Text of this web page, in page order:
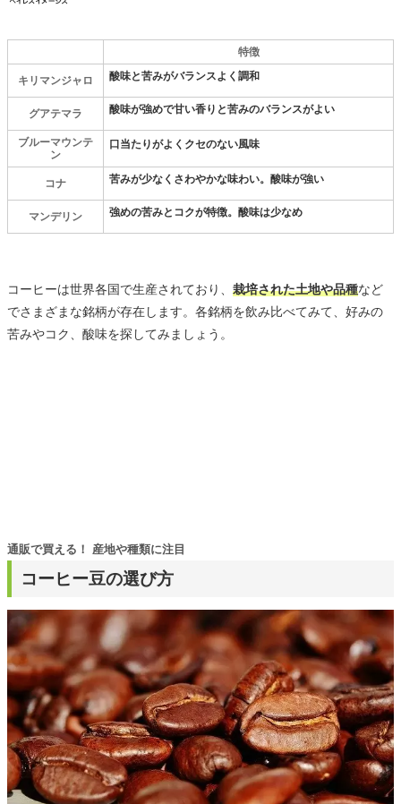
特徴
キリマンジャロ 酸味と苦みがバランスよく調和
グアテマラ 酸味が強めで甘い香りと苦みのバランスがよい
ブルーマウンテ
ン
口当たりがよくクセのない風味
コナ 苦みが少なくさわやかな味わい。酸味が強い
マンデリン 強めの苦みとコクが特徴。酸味は少なめ
コーヒーは世界各国で生産されており、 栽培された土地や品種など
でさまざまな銘柄が存在します。各銘柄を飲み比べてみて、好みの
苦みやコク、酸味を探してみましょう。
コーヒー豆の選び方
通販で買える！ 産地や種類に注目